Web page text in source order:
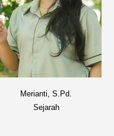
Merianti, S.Pd.
Sejarah